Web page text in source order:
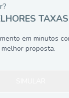
em minutos
proposta.